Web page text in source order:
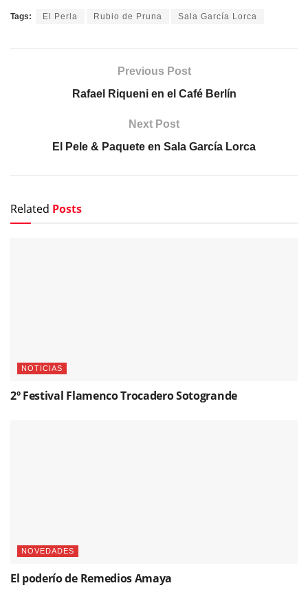
Tags: El Perla Rubio de Pruna Sala García Lorca
Previous Post
Rafael Riqueni en el Café Berlín
Next Post
El Pele & Paquete en Sala García Lorca
Related Posts
NOTICIAS
2º Festival Flamenco Trocadero Sotogrande
NOVEDADES
El poderío de Remedios Amaya